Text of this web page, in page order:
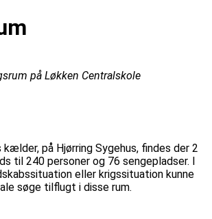
på Løkken Centralskole
på Hjørring Sygehus, findes der 2
til 240 personer og 76 sengepladser. I
eller krigssituation kunne
søge tilflugt i disse rum.